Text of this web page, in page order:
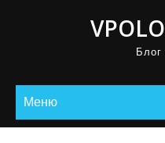
Блог
Меню